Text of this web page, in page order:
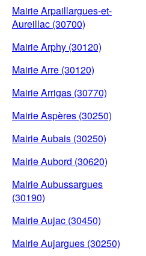
Mairie Arpaillargues-et-
Aureillac (30700)
Mairie Arphy (30120)
Mairie Arre (30120)
Mairie Arrigas (30770)
Mairie Aspères (30250)
Mairie Aubais (30250)
Mairie Aubord (30620)
Mairie Aubussargues
(30190)
Mairie Aujac (30450)
Mairie Aujargues (30250)